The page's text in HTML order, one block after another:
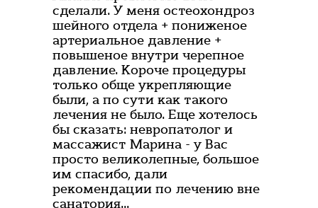
сделали. У меня остеохондроз
шейного отдела + пониженое
артериальное давление +
повышеное внутри черепное
давление. Короче процедуры
только обще укрепляющие
были, а по сути как такого
лечения не было. Еще хотелось
бы сказать: невропатолог и
массажист Марина - у Вас
просто великолепные, большое
им спасибо, дали
рекомендации по лечению вне
санатория...